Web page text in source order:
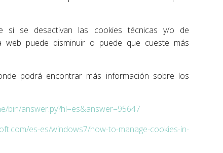
si se desactivan las cookies técnicas y/o de
web puede disminuir o puede que cueste más
podrá encontrar más información sobre los
bin/answer.py?hl=es&answer=95647
es-es/windows7/how-to-manage-cookies-in-